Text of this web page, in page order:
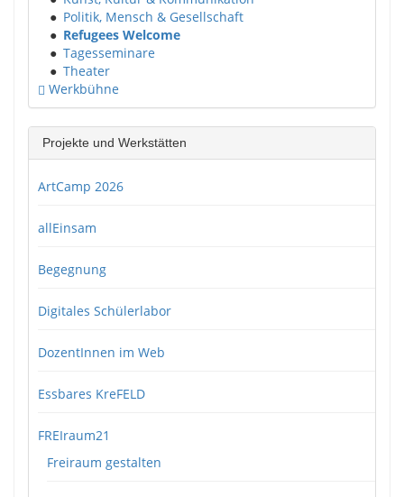
● Politik, Mensch & Gesellschaft
● Refugees Welcome
● Tagesseminare
● Theater
Werkbühne
Projekte und Werkstätten
ArtCamp 2026
allEinsam
Begegnung
Digitales Schülerlabor
DozentInnen im Web
Essbares KreFELD
FREIraum21
Freiraum gestalten